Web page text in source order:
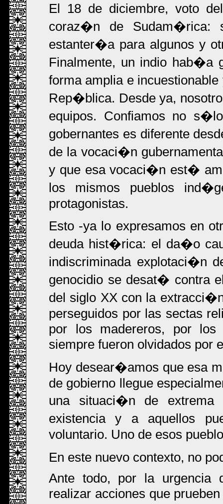
El 18 de diciembre, voto
coraz�n de
estanter�a para algunos y
Finalmente, un indio hab�a
forma amplia e
Rep�blica. Desde ya,
equipos. Confiamos no
gobernantes es diferente
de la vocaci�n
y que esa vocaci�n est�
los mismos pueblos
protagonistas.
Esto -ya lo expresamos en
deuda hist�rica: el da�o
indiscriminada explotaci�n
genocidio se desat� contra
del siglo XX con la
perseguidos por las sectas
por los madereros, por
siempre fueron olvidados por
Hoy desear�amos que esa
de gobierno llegue
una situaci�n de extrema
existencia y a aquellos
voluntario. Uno de esos
En este nuevo contexto, no
Ante todo, por la urgencia
realizar acciones que